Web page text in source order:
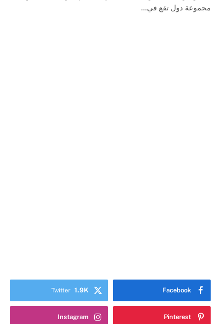
مجموعة دول تقع في…
Facebook
Twitter 1.9K
Pinterest
Instagram